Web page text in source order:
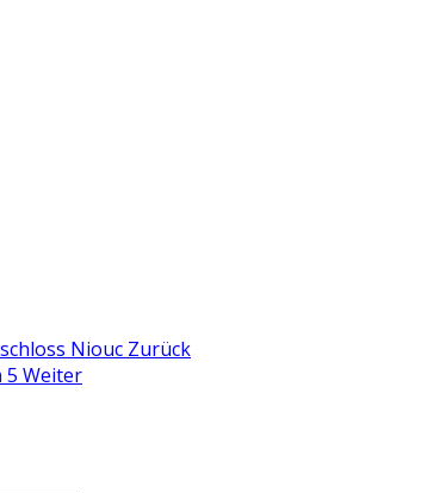
Niouc Zurück
5 Weiter